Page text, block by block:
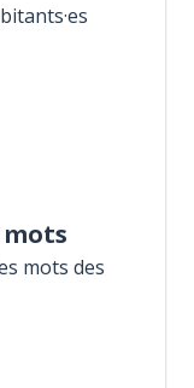
mots des